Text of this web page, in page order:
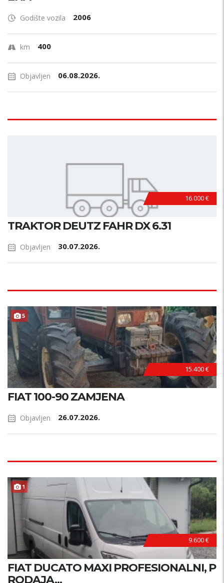
Godište vozila 2006
km 400
Objavljen 06.08.2026.
16.000 €
TRAKTOR DEUTZ FAHR DX 6.31
Objavljen 30.07.2026.
5
15.400 €
FIAT 100-90 ZAMJENA
Objavljen 26.07.2026.
1
9.600 €
FIAT DUCATO MAXI PROFESIONALNI, P
RODAJA...